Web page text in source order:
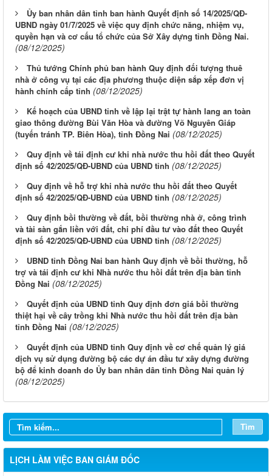
Ủy ban nhân dân tỉnh ban hành Quyết định số 14/2025/QĐ-
UBND ngày 01/7/2025 về việc quy định chức năng, nhiệm vụ,
quyền hạn và cơ cấu tổ chức của Sở Xây dựng tỉnh Đồng Nai.
(08/12/2025)
Thủ tướng Chính phủ ban hành Quy định đối tượng thuê
nhà ở công vụ tại các địa phương thuộc diện sắp xếp đơn vị
hành chính cấp tỉnh (08/12/2025)
Kế hoạch của UBND tỉnh về lập lại trật tự hành lang an toàn
giao thông đường Bùi Văn Hòa và đường Võ Nguyên Giáp
(tuyến tránh TP. Biên Hòa), tỉnh Đồng Nai (08/12/2025)
Quy định về tái định cư khi nhà nước thu hồi đất theo Quyết
định số 42/2025/QĐ-UBND của UBND tỉnh (08/12/2025)
Quy định về hỗ trợ khi nhà nước thu hồi đất theo Quyết
định số 42/2025/QĐ-UBND của UBND tỉnh (08/12/2025)
Quy định bồi thường về đất, bồi thường nhà ở, công trình
và tài sàn gắn liền với đất, chi phí đầu tư vào đất theo Quyết
định số 42/2025/QĐ-UBND của UBND tỉnh (08/12/2025)
UBND tỉnh Đồng Nai ban hành Quy định về bồi thường, hỗ
trợ và tái định cư khi Nhà nước thu hồi đất trên địa bàn tỉnh
Đồng Nai (08/12/2025)
Quyết định của UBND tỉnh Quy định đơn giá bồi thường
thiệt hại về cây trồng khi Nhà nước thu hồi đất trên địa bàn
tỉnh Đồng Nai (08/12/2025)
Quyết định của UBND tỉnh Quy định về cơ chế quản lý giá
dịch vụ sử dụng đường bộ các dự án đầu tư xây dựng đường
bộ để kinh doanh do Ủy ban nhân dân tỉnh Đồng Nai quản lý
(08/12/2025)
Tìm
LỊCH LÀM VIỆC BAN GIÁM ĐỐC
LỊCH CÔNG TÁC CỦA LÃNH ĐẠO SỞ XÂY DỰNG (Từ ngày
03/8 đến ngày 08/8/2026)
THÔNG BÁO LỊCH CÔNG TÁC CỦA LÃNH ĐẠO SỞ XÂY
DỰNG (Từ ngày 20/7 đến ngày 25/7/2026)
THÔNG BÁO LỊCH CÔNG TÁC CỦA LÃNH ĐẠO SỞ XÂY